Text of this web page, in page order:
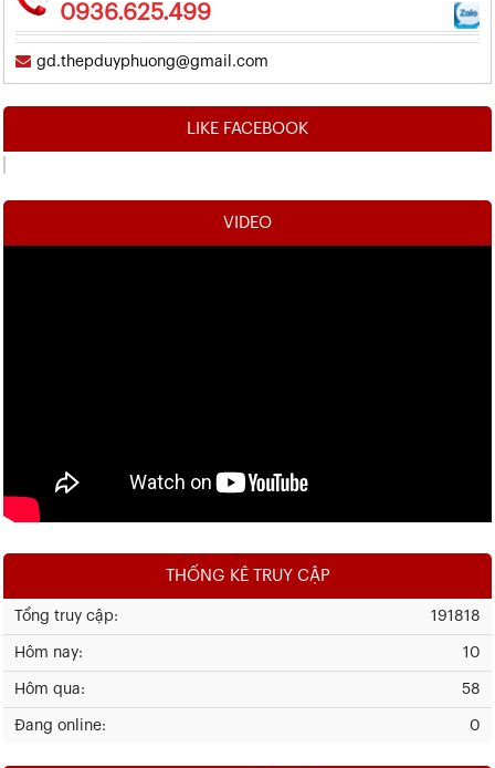
0936.625.499
gd.thepduyphuong@gmail.com
LIKE FACEBOOK
VIDEO
THỐNG KÊ TRUY CẬP
191818
Tổng truy cập:
10
Hôm nay:
58
Hôm qua:
0
Đang online: